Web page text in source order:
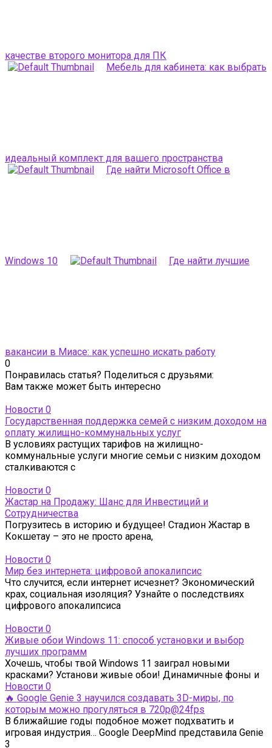
качестве второго монитора для ПК
Мебель для кабинета: как выбрать
идеальный комплект для вашего пространства
Где найти Microsoft Office в
Windows 10 Где найти лучшие
вакансии в Миасе: как успешно искать работу
0
Понравилась статья? Поделиться с друзьями:
Вам также может быть интересно
Новости 0
Государственная поддержка семей с низким доходом на
оплату жилищно-коммунальных услуг
В условиях растущих тарифов на жилищно-
коммунальные услуги многие семьи с низким доходом
сталкиваются с
Новости 0
Жастар на Продажу: Шанс для Инвестиций и
Сотрудничества
Погрузитесь в историю и будущее! Стадион Жастар в
Кокшетау – это не просто арена,
Новости 0
Мир без интернета: цифровой апокалипсис
Что случится, если интернет исчезнет? Экономический
крах, социальная изоляция? Узнайте о последствиях
цифрового апокалипсиса
Новости 0
Живые обои Windows 11: способ установки и выбор
лучших программ
Хочешь, чтобы твой Windows 11 заиграл новыми
красками? Установи живые обои! Динамичные фоны и
Новости 0
🔥 Google Genie 3 научился создавать 3D-миры, по
которым можно прогуляться в 720p@24fps
В ближайшие годы подобное может подхватить и
игровая индустрия… Google DeepMind представила Genie
3